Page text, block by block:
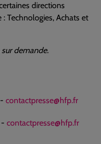
directions
Technologies, Achats et
demande.
contactpresse@hfp.fr
- contactpresse@hfp.fr